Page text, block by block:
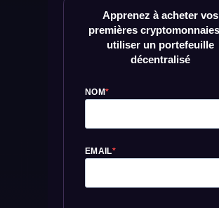
Apprenez à acheter vos
premières
utiliser un portefeuille
décentralisé
NOM
EMAIL